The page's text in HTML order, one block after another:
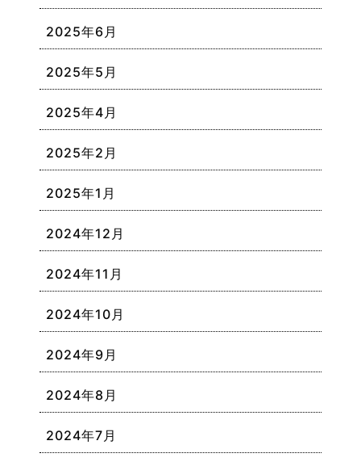
2025年6月
2025年5月
2025年4月
2025年2月
2025年1月
2024年12月
2024年11月
2024年10月
2024年9月
2024年8月
2024年7月